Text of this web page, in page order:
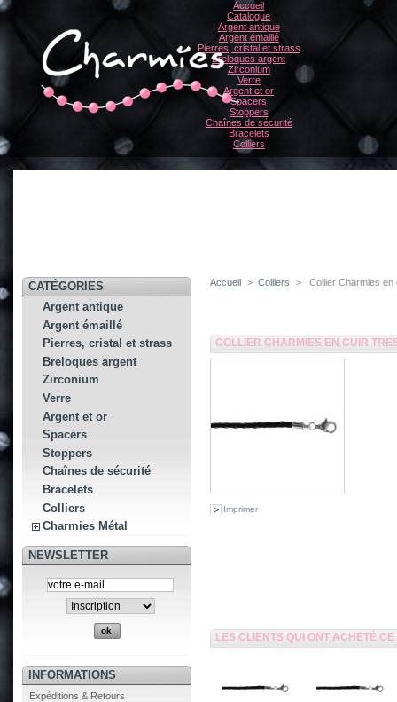
Accueil
Catalogue
Argent antique
Argent émaillé
Pierres, cristal et strass
Breloques argent
Zirconium
Verre
Argent et or
Spacers
Stoppers
Chaînes de sécurité
Bracelets
Colliers
CATÉGORIES
Argent antique
Argent émaillé
Pierres, cristal et strass
Breloques argent
Zirconium
Verre
Argent et or
Spacers
Stoppers
Chaînes de sécurité
Bracelets
Colliers
Charmies Métal
NEWSLETTER
INFORMATIONS
Expéditions & Retours
Accueil > Colliers > Collier Charmies
COLLIER CHARMIES EN CUIR
Imprimer
LES CLIENTS QUI ONT ACHETÉ